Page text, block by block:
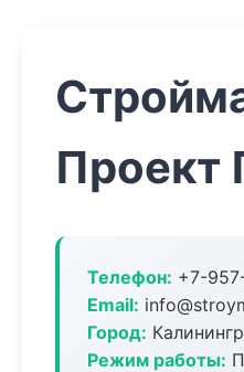
Проект
Телефон: +7-
Email:
Город:
Режим работы: